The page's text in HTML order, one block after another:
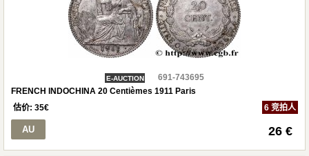
E-AUCTION
691-743695
FRENCH INDOCHINA 20 Centièmes 1911 Paris
估价: 35€ 6 竞拍人
AU 26 €